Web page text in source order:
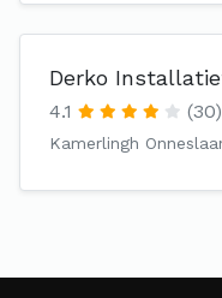
Derko
4.1 (30)
Kamerlingh